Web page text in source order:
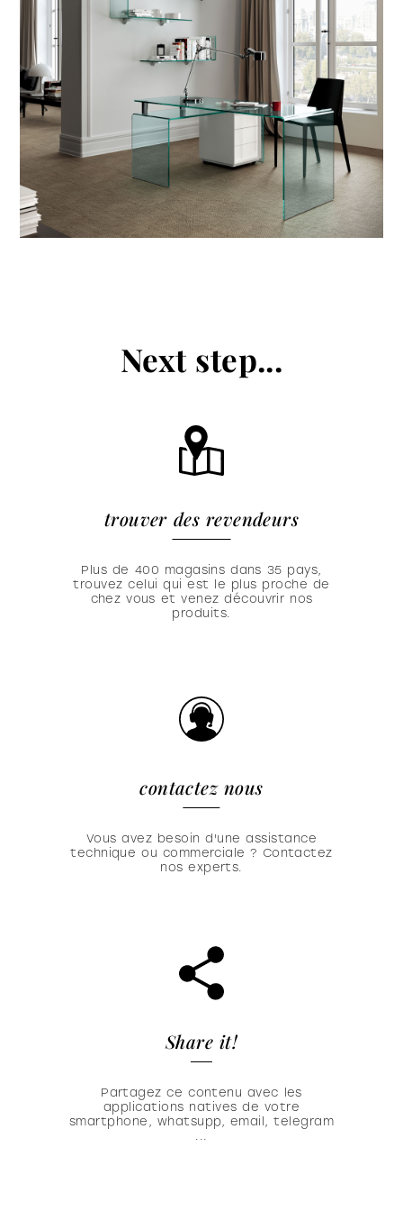
tous les
produits
Sophistiqué déterminé Sophistiqué doux
Next step...
trouver des revendeurs
Plus de 400 magasins dans 35 pays,
trouvez celui qui est le plus proche de
chez vous et venez découvrir nos
produits.
contactez nous
Vous avez besoin d'une assistance
technique ou commerciale ? Contactez
nos experts.
Share it!
Partagez ce contenu avec les
applications natives de votre
smartphone, whatsupp, email, telegram
...